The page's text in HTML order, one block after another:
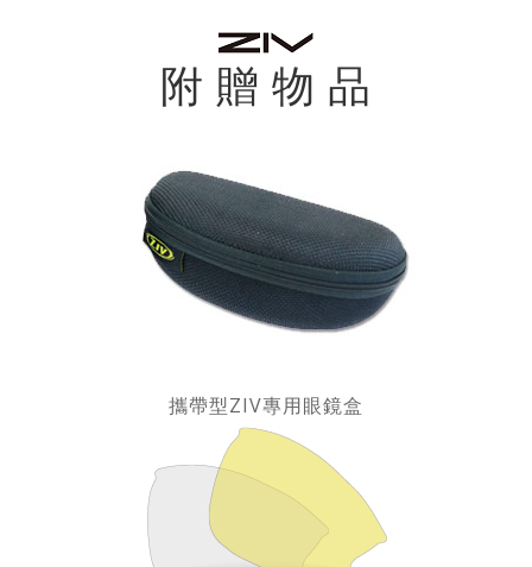
附 贈 物 品
攜帶型ZIV專用眼鏡盒